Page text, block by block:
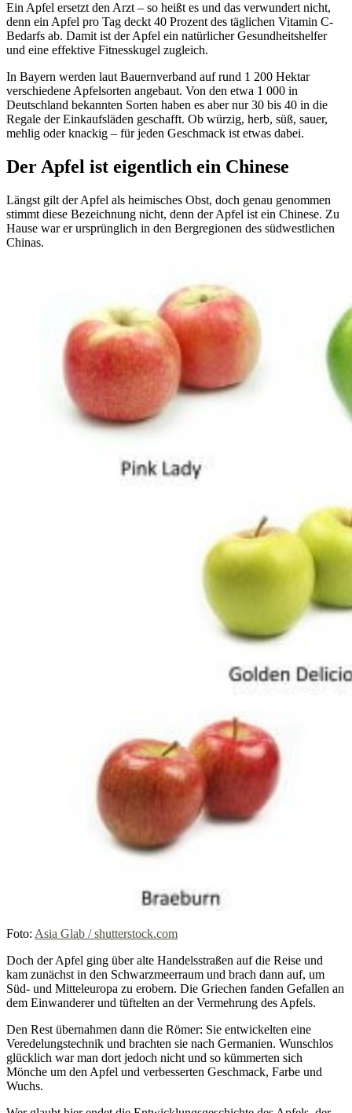
Ein Apfel ersetzt den Arzt – so heißt es und das verwundert nicht,
denn ein Apfel pro Tag deckt 40 Prozent des täglichen Vitamin C-
Bedarfs ab. Damit ist der Apfel ein natürlicher Gesundheitshelfer
und eine effektive Fitnesskugel zugleich.
In Bayern werden laut Bauernverband auf rund 1 200 Hektar
verschiedene Apfelsorten angebaut. Von den etwa 1 000 in
Deutschland bekannten Sorten haben es aber nur 30 bis 40 in die
Regale der Einkaufsläden geschafft. Ob würzig, herb, süß, sauer,
mehlig oder knackig – für jeden Geschmack ist etwas dabei.
Der Apfel ist eigentlich ein Chinese
Längst gilt der Apfel als heimisches Obst, doch genau genommen
stimmt diese Bezeichnung nicht, denn der Apfel ist ein Chinese. Zu
Hause war er ursprünglich in den Bergregionen des südwestlichen
Chinas.
Foto: Asia Glab / shutterstock.com
Doch der Apfel ging über alte Handelsstraßen auf die Reise und
kam zunächst in den Schwarzmeerraum und brach dann auf, um
Süd- und Mitteleuropa zu erobern. Die Griechen fanden Gefallen an
dem Einwanderer und tüftelten an der Vermehrung des Apfels.
Den Rest übernahmen dann die Römer: Sie entwickelten eine
Veredelungstechnik und brachten sie nach Germanien. Wunschlos
glücklich war man dort jedoch nicht und so kümmerten sich
Mönche um den Apfel und verbesserten Geschmack, Farbe und
Wuchs.